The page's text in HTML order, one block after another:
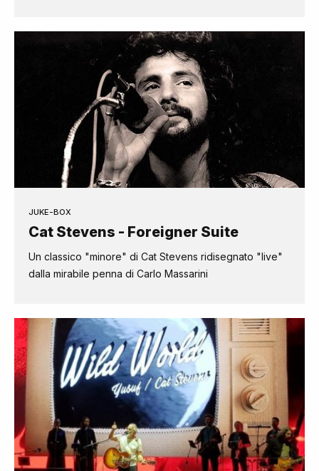
JUKE-BOX
Cat Stevens - Foreigner Suite
Un classico "minore" di Cat Stevens ridisegnato "live"
dalla mirabile penna di Carlo Massarini